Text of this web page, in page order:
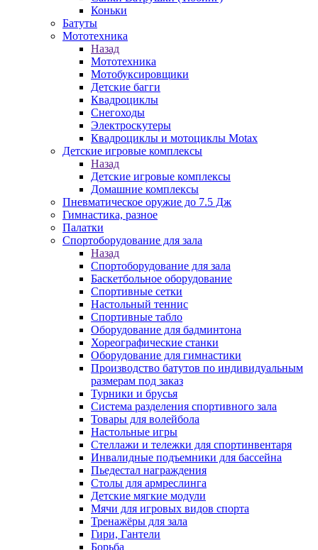
Коньки
Батуты
Мототехника
Назад
Мототехника
Мотобуксировщики
Детские багги
Квадроциклы
Снегоходы
Электроскутеры
Квадроциклы и мотоциклы Motax
Детские игровые комплексы
Назад
Детские игровые комплексы
Домашние комплексы
Пневматическое оружие до 7.5 Дж
Гимнастика, разное
Палатки
Спортоборудование для зала
Назад
Спортоборудование для зала
Баскетбольное оборудование
Спортивные сетки
Настольный теннис
Спортивные табло
Оборудование для бадминтона
Хореографические станки
Оборудование для гимнастики
Производство батутов по индивидуальным
размерам под заказ
Турники и брусья
Система разделения спортивного зала
Товары для волейбола
Настольные игры
Стеллажи и тележки для спортинвентаря
Инвалидные подъемники для бассейна
Пьедестал награждения
Столы для армреслинга
Детские мягкие модули
Мячи для игровых видов спорта
Тренажёры для зала
Гири, Гантели
Борьба